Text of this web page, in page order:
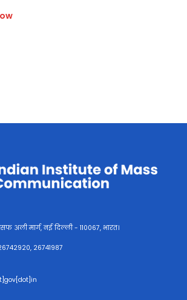
मार्ग, नई दिल्ली - 110067, भारत।
26741987